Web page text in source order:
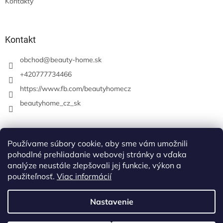
Používame súbory cookie, aby sme vám umožnili
pohodlné prehliadanie webovej stránky a vďaka
analýze neustále zlepšovali jej funkcie, výkon a
použiteľnosť. Viac informácií
Nastavenie
Kontakt
obchod@beauty-home.sk
+420777734466
https://www.fb.com/beautyhomecz
beautyhome_cz_sk
Vytvoril Shoptet